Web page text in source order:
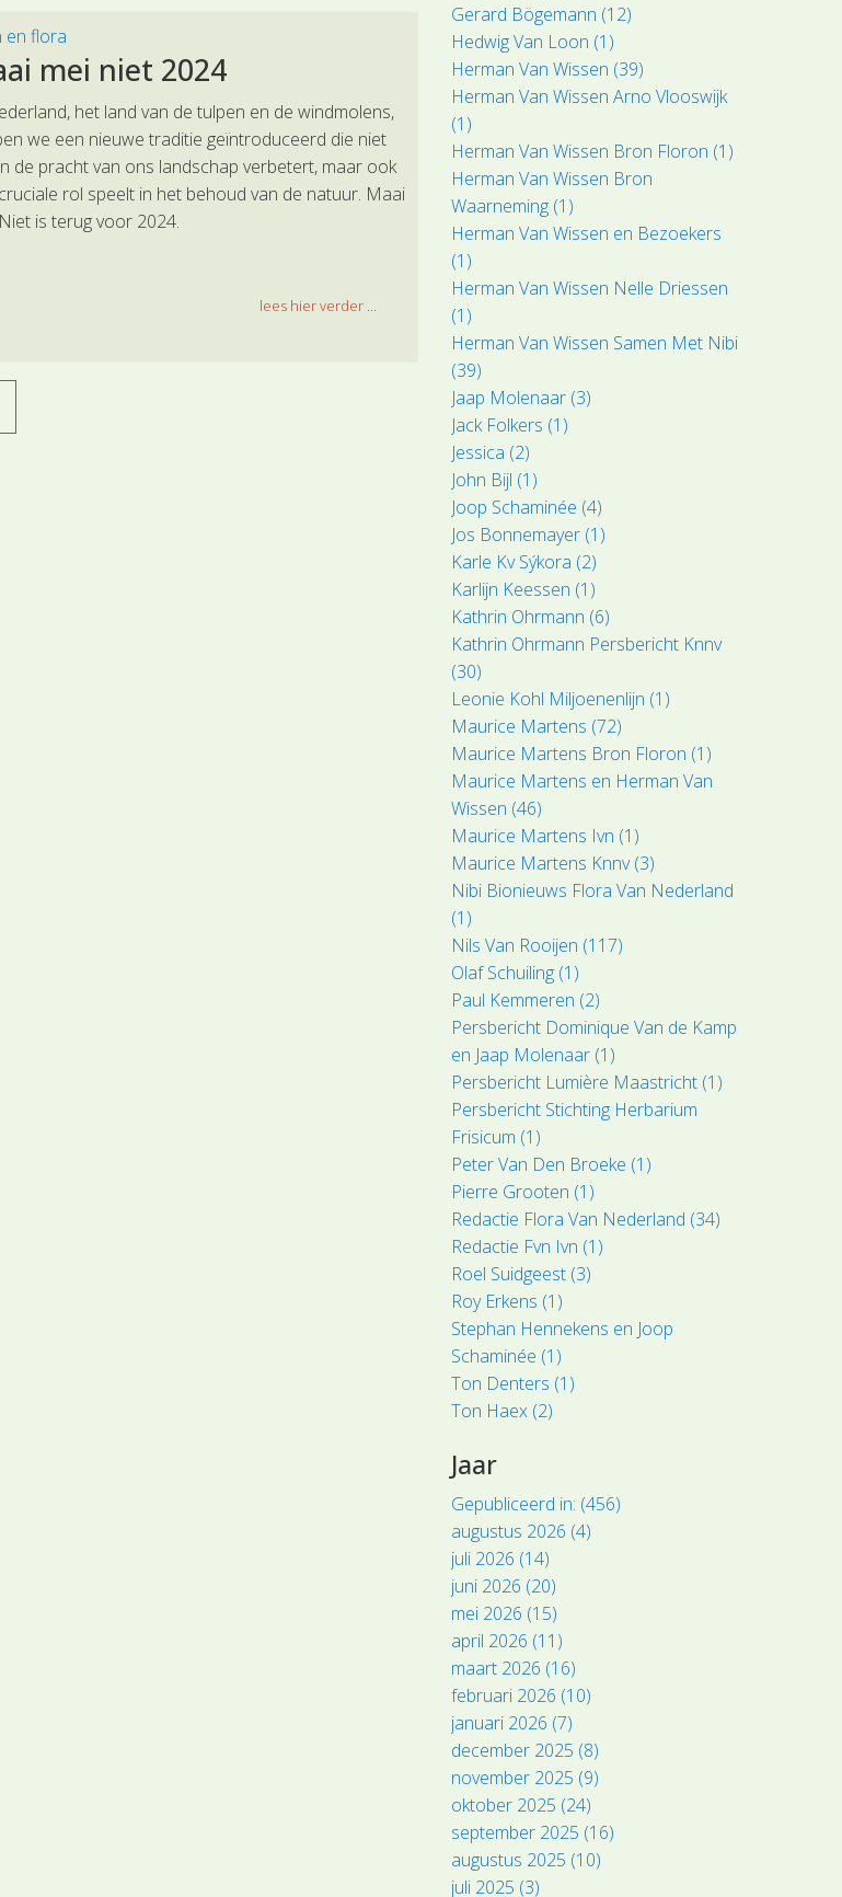
en flora
mei niet 2024
het land van de tulpen en de windmolens,
we een nieuwe traditie geïntroduceerd die niet
de pracht van ons landschap verbetert, maar ook
rol speelt in het behoud van de natuur. Maai
is terug voor 2024.
lees hier verder ...
Gerard Bögemann (12)
Hedwig Van Loon (1)
Herman Van Wissen (39)
Herman Van Wissen Arno Vlooswijk
(1)
Herman Van Wissen Bron Floron (1)
Herman Van Wissen Bron
Waarneming (1)
Herman Van Wissen en Bezoekers
(1)
Herman Van Wissen Nelle Driessen
(1)
Herman Van Wissen Samen Met Nibi
(39)
Jaap Molenaar (3)
Jack Folkers (1)
Jessica (2)
John Bijl (1)
Joop Schaminée (4)
Jos Bonnemayer (1)
Karle Kv Sýkora (2)
Karlijn Keessen (1)
Kathrin Ohrmann (6)
Kathrin Ohrmann Persbericht Knnv
(30)
Leonie Kohl Miljoenenlijn (1)
Maurice Martens (72)
Maurice Martens Bron Floron (1)
Maurice Martens en Herman Van
Wissen (46)
Maurice Martens Ivn (1)
Maurice Martens Knnv (3)
Nibi Bionieuws Flora Van Nederland
(1)
Nils Van Rooijen (117)
Olaf Schuiling (1)
Paul Kemmeren (2)
Persbericht Dominique Van de Kamp
en Jaap Molenaar (1)
Persbericht Lumière Maastricht (1)
Persbericht Stichting Herbarium
Frisicum (1)
Peter Van Den Broeke (1)
Pierre Grooten (1)
Redactie Flora Van Nederland (34)
Redactie Fvn Ivn (1)
Roel Suidgeest (3)
Roy Erkens (1)
Stephan Hennekens en Joop
Schaminée (1)
Ton Denters (1)
Ton Haex (2)
Jaar
Gepubliceerd in: (456)
augustus 2026 (4)
juli 2026 (14)
juni 2026 (20)
mei 2026 (15)
april 2026 (11)
maart 2026 (16)
februari 2026 (10)
januari 2026 (7)
december 2025 (8)
november 2025 (9)
oktober 2025 (24)
september 2025 (16)
augustus 2025 (10)
juli 2025 (3)